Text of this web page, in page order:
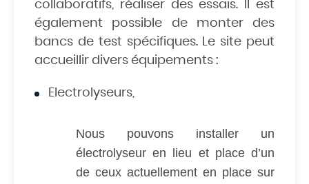
collaboratifs, réaliser des essais. Il est
également possible de monter des
bancs de test spécifiques. Le site peut
accueillir divers équipements :
Electrolyseurs,
Nous pouvons installer un
électrolyseur en lieu et place d’un
de ceux actuellement en place sur